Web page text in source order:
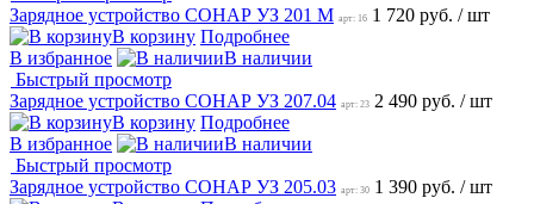
Зарядное устройство СОНАР УЗ 201 М арт: 16 1 720 руб. / шт
В корзину Подробнее
В избранное
В наличии
Быстрый просмотр
Зарядное устройство СОНАР УЗ 207.04 арт: 23 2 490 руб. / шт
В корзину Подробнее
В избранное
В наличии
Быстрый просмотр
Зарядное устройство СОНАР УЗ 205.03 арт: 30 1 390 руб. / шт